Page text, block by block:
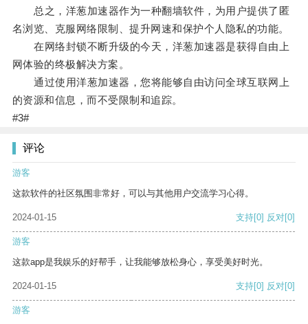
总之，洋葱加速器作为一种翻墙软件，为用户提供了匿
名浏览、克服网络限制、提升网速和保护个人隐私的功能。
在网络封锁不断升级的今天，洋葱加速器是获得自由上
网体验的终极解决方案。
通过使用洋葱加速器，您将能够自由访问全球互联网上
的资源和信息，而不受限制和追踪。
#3#
评论
游客
这款软件的社区氛围非常好，可以与其他用户交流学习心得。
2024-01-15 支持[0] 反对[0]
游客
这款app是我娱乐的好帮手，让我能够放松身心，享受美好时光。
2024-01-15 支持[0] 反对[0]
游客